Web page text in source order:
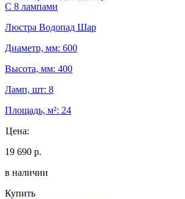
С 8 лампами
Люстра Водопад Шар
Диаметр, мм: 600
Высота, мм: 400
Ламп, шт: 8
Площадь, м²: 24
Цена:
19 690 р.
в наличии
Купить